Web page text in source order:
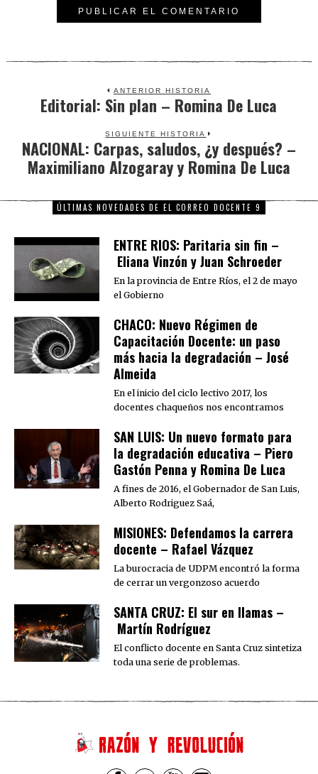
ANTERIOR HISTORIA
Previous
Editorial: Sin plan – Romina De Luca
SIGUIENTE HISTORIA
Next
post:
NACIONAL: Carpas, saludos, ¿y después? –
Maximiliano Alzogaray y Romina De Luca
ÚLTIMAS NOVEDADES DE EL CORREO DOCENTE 9
ENTRE RIOS: Paritaria sin fin –
Eliana Vinzón y Juan Schroeder
En la provincia de Entre Ríos, el 2 de mayo
el Gobierno
CHACO: Nuevo Régimen de
Capacitación Docente: un paso
más hacia la degradación – José
Almeida
En el inicio del ciclo lectivo 2017, los
docentes chaqueños nos encontramos
SAN LUIS: Un nuevo formato para
la degradación educativa – Piero
Gastón Penna y Romina De Luca
A fines de 2016, el Gobernador de San Luis,
Alberto Rodriguez Saá,
MISIONES: Defendamos la carrera
docente – Rafael Vázquez
La burocracia de UDPM encontró la forma
de cerrar un vergonzoso acuerdo
SANTA CRUZ: El sur en llamas –
Martín Rodríguez
El conflicto docente en Santa Cruz sintetiza
toda una serie de problemas.